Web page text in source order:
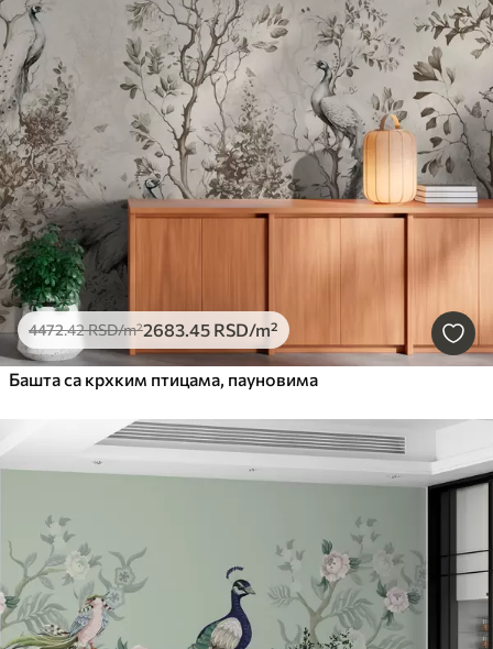
4472.42RSD/m²2683.45 RSD/m²
Башта са крхким птицама, пауновима